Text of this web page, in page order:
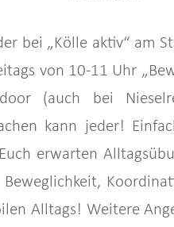
bei „Kölle aktiv“ am
von 10-11 Uhr
(auch bei
kann jeder!
erwarten
Alltags! Weitere